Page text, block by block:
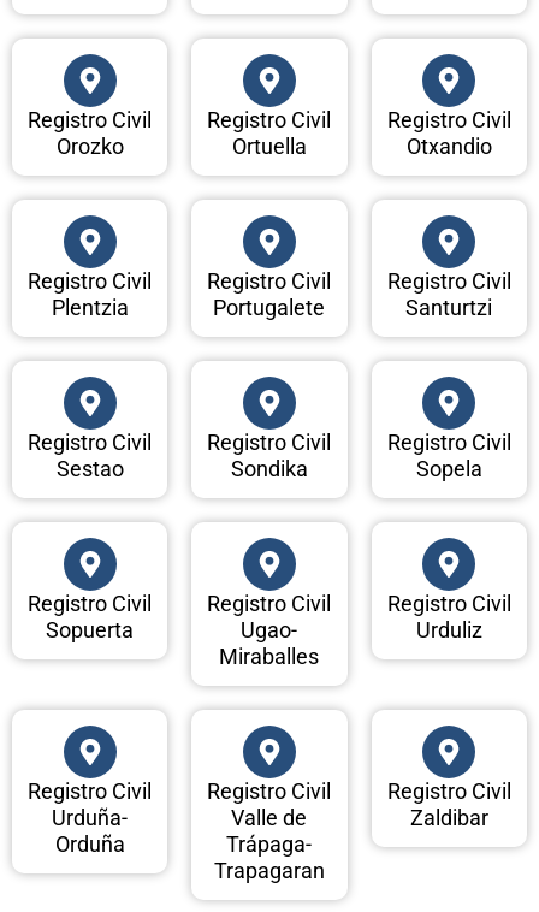
Registro Civil
Orozko
Registro Civil
Ortuella
Registro Civil
Otxandio
Registro Civil
Plentzia
Registro Civil
Portugalete
Registro Civil
Santurtzi
Registro Civil
Sestao
Registro Civil
Sondika
Registro Civil
Sopela
Registro Civil
Sopuerta
Registro Civil
Ugao-
Miraballes
Registro Civil
Urduliz
Registro Civil
Urduña-
Orduña
Registro Civil
Valle de
Trápaga-
Trapagaran
Registro Civil
Zaldibar